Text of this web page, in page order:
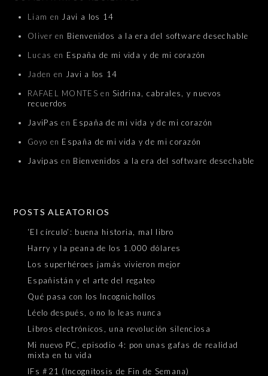
Liam en Javi a los 14
Oliver en Bienvenidos a la era del software desechable
Lucas en España de mi vida y de mi corazón
Jaden en
Javi a los 14
RAFAEL MONTES enSidrina, cabrales, y nuevos
recuerdos
JaviPas en España de mi vida y de mi corazón
Goyo en España de mi vida y de mi corazón
Javipas en Bienvenidos a la era del software desechable
POSTS ALEATORIOS
‘El círculo’: buena historia, mal libro
Harry y la peana de los 1.000 dólares
Los superhéroes jamás vivieron mejor
Españistán y el arte del regateo
Qué pasa con los Incognichollos
Léelo después, o no lo leas nunca
Libros electrónicos, una revolución silenciosa
Mi nuevo PC, episodio 4: pon unas gafas de realidad
mixta en tu vida
IFs #21 (Incognitosis de Fin de Semana)